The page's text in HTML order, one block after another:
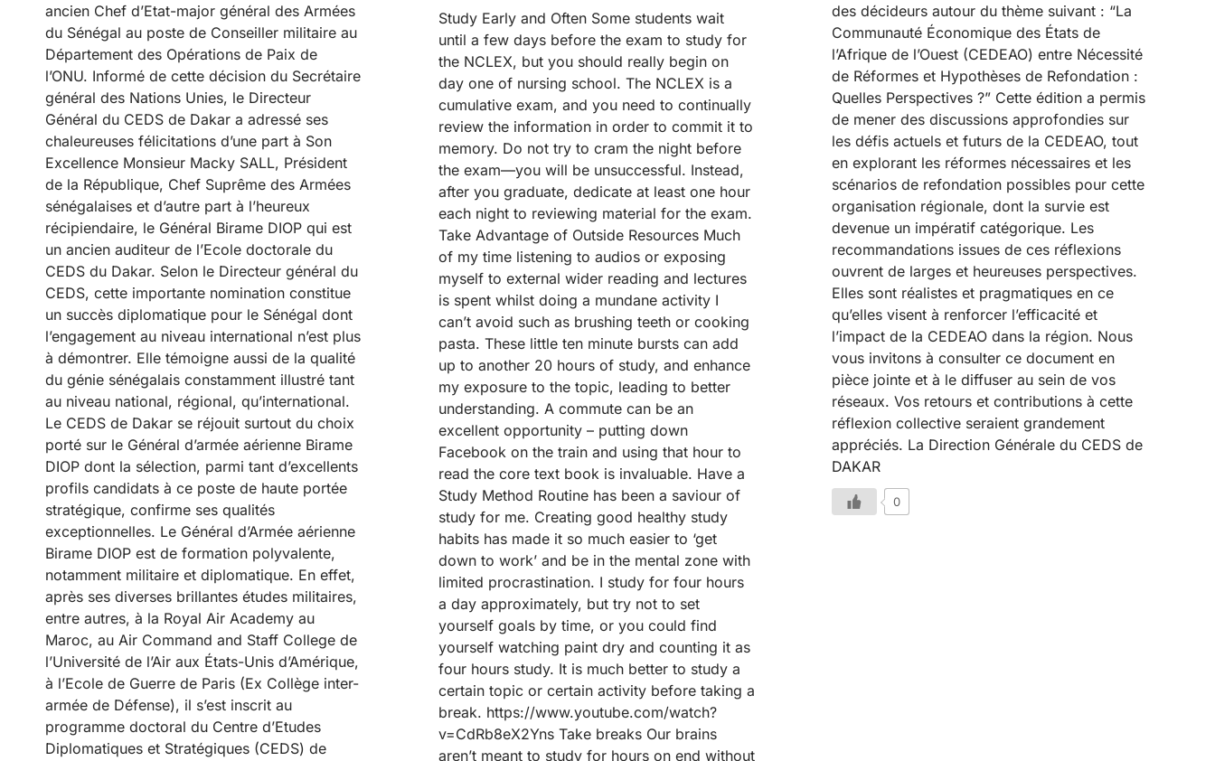
ancien Chef d’Etat-major général des Armées
du Sénégal au poste de Conseiller militaire au
Département des Opérations de Paix de
l’ONU. Informé de cette décision du Secrétaire
général des Nations Unies, le Directeur
Général du CEDS de Dakar a adressé ses
chaleureuses félicitations d’une part à Son
Excellence Monsieur Macky SALL, Président
de la République, Chef Suprême des Armées
sénégalaises et d’autre part à l’heureux
récipiendaire, le Général Birame DIOP qui est
un ancien auditeur de l’Ecole doctorale du
CEDS du Dakar. Selon le Directeur général du
CEDS, cette importante nomination constitue
un succès diplomatique pour le Sénégal dont
l’engagement au niveau international n’est plus
à démontrer. Elle témoigne aussi de la qualité
du génie sénégalais constamment illustré tant
au niveau national, régional, qu’international.
Le CEDS de Dakar se réjouit surtout du choix
porté sur le Général d’armée aérienne Birame
DIOP dont la sélection, parmi tant d’excellents
profils candidats à ce poste de haute portée
stratégique, confirme ses qualités
exceptionnelles. Le Général d’Armée aérienne
Birame DIOP est de formation polyvalente,
notamment militaire et diplomatique. En effet,
après ses diverses brillantes études militaires,
entre autres, à la Royal Air Academy au
Maroc, au Air Command and Staff College de
l’Université de l’Air aux États-Unis d’Amérique,
à l’Ecole de Guerre de Paris (Ex Collège inter-
armée de Défense), il s’est inscrit au
programme doctoral du Centre d’Etudes
Diplomatiques et Stratégiques (CEDS) de
Study Early and Often Some students wait
until a few days before the exam to study for
the NCLEX, but you should really begin on
day one of nursing school. The NCLEX is a
cumulative exam, and you need to continually
review the information in order to commit it to
memory. Do not try to cram the night before
the exam—you will be unsuccessful. Instead,
after you graduate, dedicate at least one hour
each night to reviewing material for the exam.
Take Advantage of Outside Resources Much
of my time listening to audios or exposing
myself to external wider reading and lectures
is spent whilst doing a mundane activity I
can’t avoid such as brushing teeth or cooking
pasta. These little ten minute bursts can add
up to another 20 hours of study, and enhance
my exposure to the topic, leading to better
understanding. A commute can be an
excellent opportunity – putting down
Facebook on the train and using that hour to
read the core text book is invaluable. Have a
Study Method Routine has been a saviour of
study for me. Creating good healthy study
habits has made it so much easier to ‘get
down to work’ and be in the mental zone with
limited procrastination. I study for four hours
a day approximately, but try not to set
yourself goals by time, or you could find
yourself watching paint dry and counting it as
four hours study. It is much better to study a
certain topic or certain activity before taking a
break. https://www.youtube.com/watch?
v=CdRb8eX2Yns Take breaks Our brains
aren’t meant to study for hours on end without
des décideurs autour du thème suivant : “La
Communauté Économique des États de
l’Afrique de l’Ouest (CEDEAO) entre Nécessité
de Réformes et Hypothèses de Refondation :
Quelles Perspectives ?” Cette édition a permis
de mener des discussions approfondies sur
les défis actuels et futurs de la CEDEAO, tout
en explorant les réformes nécessaires et les
scénarios de refondation possibles pour cette
organisation régionale, dont la survie est
devenue un impératif catégorique. Les
recommandations issues de ces réflexions
ouvrent de larges et heureuses perspectives.
Elles sont réalistes et pragmatiques en ce
qu’elles visent à renforcer l’efficacité et
l’impact de la CEDEAO dans la région. Nous
vous invitons à consulter ce document en
pièce jointe et à le diffuser au sein de vos
réseaux. Vos retours et contributions à cette
réflexion collective seraient grandement
appréciés. La Direction Générale du CEDS de
DAKAR
0